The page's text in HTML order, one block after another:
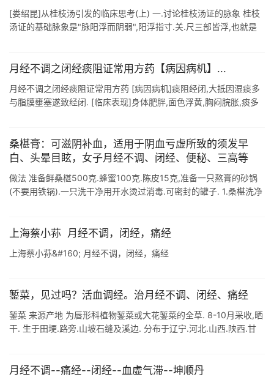
[娄绍昆]从桂枝汤引发的临床思考(上) 一.讨论桂枝汤证的脉象 桂枝
汤证的基础脉象是"脉阳浮而阴弱",阳浮指寸.关.尺三部皆浮,也就是
月经不调之闭经痰阻证常用方药【病因病机】...
月经不调之闭经痰阻证常用方药 [病因病机]痰阻经闭,大抵因湿痰多
与脂膜壅塞遂致经闭. [临床表现]身体肥胖,面色浮黄,胸闷脘胀,痰多
桑椹膏：可滋阴补血，适用于阴血亏虚所致的须发早
白、头晕目眩，女子月经不调、闭经、便秘、三高等
做法 准备鲜桑椹500克.蜂蜜100克.陈皮15克,准备一只熬膏的砂锅
(不要用铁锅).一只洗干净用开水烫过消毒.可密封的罐子. 1.桑椹洗净
上海蔡小荪 月经不调，闭经，痛经
上海蔡小荪&#160; 月经不调，闭经，痛经
錾菜，见过吗？活血调经。治月经不调、闭经、痛经
錾菜 来源产地 为唇形科植物錾菜或大花錾菜的全草. 8-10月采收,晒
干. 生于田埂.路旁.山坡石缝及溪边. 分布于辽宁.河北.山西.陕西.甘
月经不调--痛经--闭经--血虚气滞--坤顺丹